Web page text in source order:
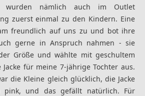
wurden nämlich auch im Outlet
zuerst einmal zu den Kindern. Eine
freundlich auf uns zu und bot ihre
gerne in Anspruch nahmen - sie
Größe und wählte mit geschultem
Jacke für meine 7-jährige Tochter aus.
die Kleine gleich glücklich, die Jacke
pink, und das gefällt natürlich. Für